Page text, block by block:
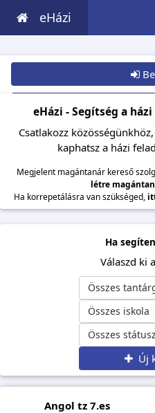
eHázi
eHázi - Segítség a
Csatlakozz
kaphatsz a házi
Megjelent magántanár kereső
létre
Ha korrepetálásra van szükséged,
Ha
Válaszd ki
Összes
Összes iskola
Összes státusz
Új
Angol tz 7.es